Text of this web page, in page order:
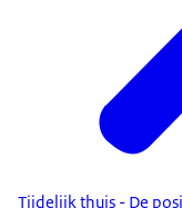
Tijdelijk thuis - De